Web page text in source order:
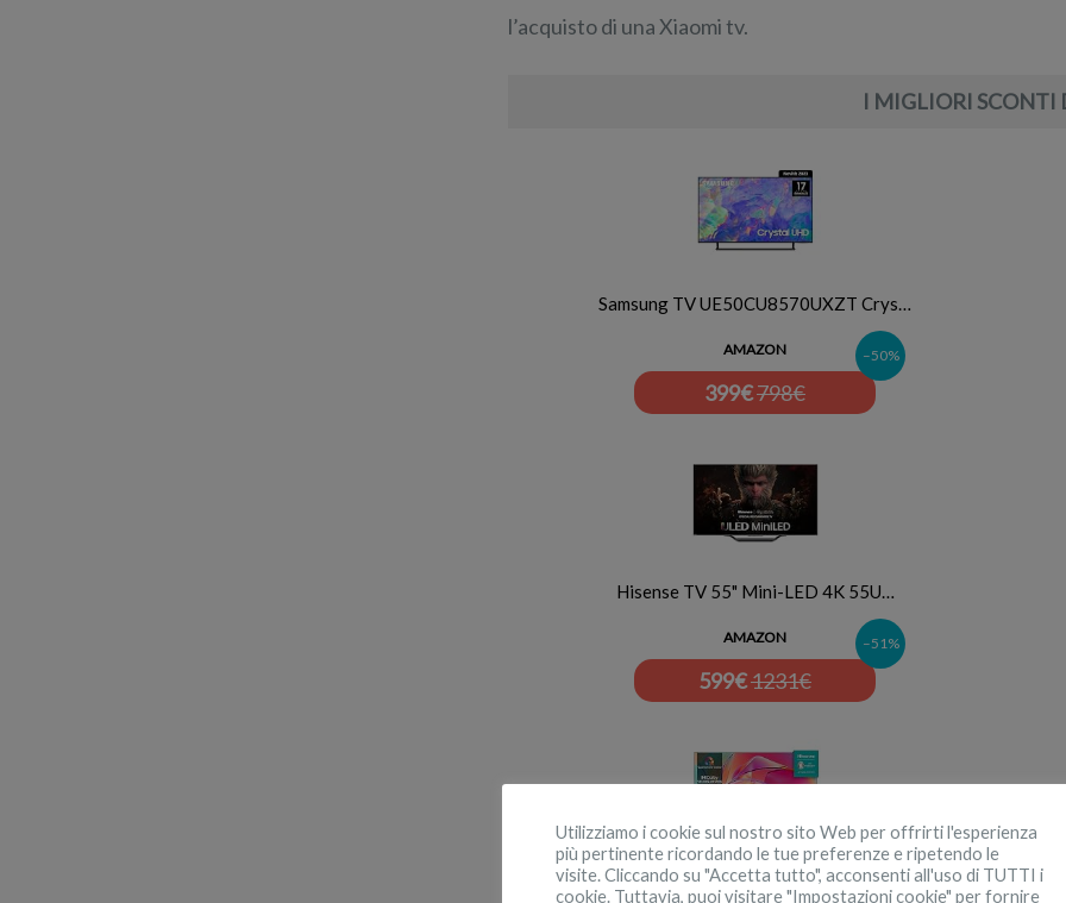
l’acquisto di una Xiaomi tv.
I MIGLIORI SCONTI
Samsung TV UE50CU8570UXZT Crys…
AMAZON
399€798€
–50%
Hisense TV 55" Mini-LED 4K 55U…
AMAZON
599€1231€
–51%
Hisense 50" QLED 4K 2023 50E77…
Utilizziamo i cookie sul nostro sito Web per offrirti l'esperienza
più pertinente ricordando le tue preferenze e ripetendo le
visite. Cliccando su "Accetta tutto", acconsenti all'uso di TUTTI i
cookie. Tuttavia, puoi visitare "Impostazioni cookie" per fornire